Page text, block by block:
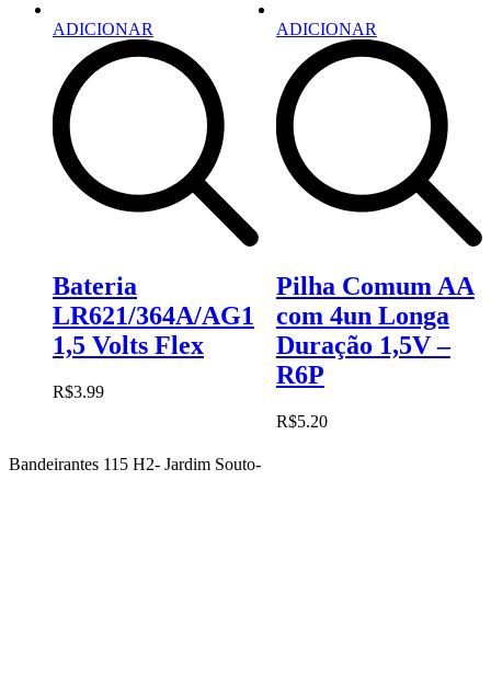
ADICIONAR
Bateria
LR621/364A/AG1
1,5 Volts Flex
R$3.99
ADICIONAR
Pilha Comum AA
com 4un Longa
Duração 1,5V –
R6P
R$5.20
Bandeirantes 115 H2- Jardim Souto-